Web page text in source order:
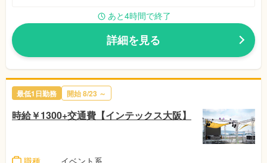
あと4時間で終了
詳細を見る
最低1日勤務 開始 8/23 ～
時給￥1300+交通費【インテックス大阪】
職種
イベント系